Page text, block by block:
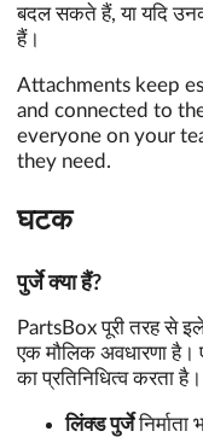
बदल सकते हैं, या यदि
हैं।
Attachments keep
and connected to
everyone on your
they need.
घटक
पुर्जे क्या हैं?
PartsBox पूरी तरह से
एक मौलिक अवधारणा है।
का प्रतिनिधित्व करता
लिंक्ड पुर्जे